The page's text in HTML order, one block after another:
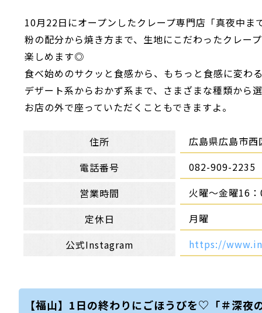
10月22日にオープンしたクレープ専門店「真夜中ま
粉の配分から焼き方まで、生地にこだわったクレー
楽しめます◎
食べ始めのサクッと食感から、もちっと食感に変
デザート系からおかず系まで、さまざまな種類から
お店の外で座っていただくこともできますよ。
住所
広島県広島市
電話番号
082-909-2235
営業時間
火曜～金曜16
定休日
月曜
公式Instagram
https://
【福山】1日の終わりにごほうびを♡「＃深夜